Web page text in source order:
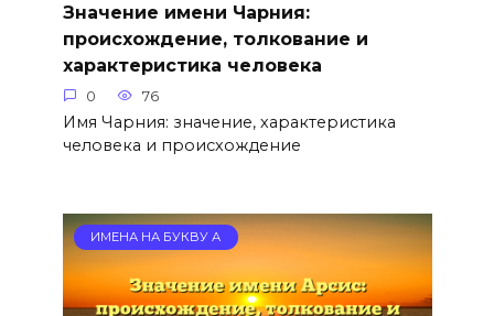
Значение имени Чарния:
происхождение, толкование и
характеристика человека
0 76
Имя Чарния: значение, характеристика
человека и происхождение
ИМЕНА НА БУКВУ А